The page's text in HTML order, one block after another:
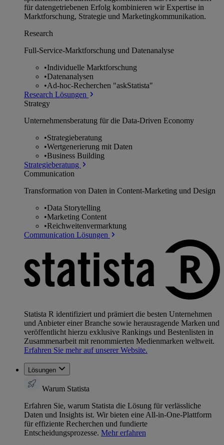
für datengetriebenen Erfolg kombinieren wir Expertise in
Marktforschung, Strategie und Marketingkommunikation.
Research
Full-Service-Marktforschung und Datenanalyse
•Individuelle Marktforschung
•Datenanalysen
•Ad-hoc-Recherchen "askStatista"
Research Lösungen
Strategy
Unternehmens­beratung für die Data-Driven Economy
•Strategieberatung
•Wertgenerierung mit Daten
•Business Building
Strategieberatung
Communication
Transformation von Daten in Content-Marketing und Design
•Data Storytelling
•Marketing Content
•Reichweitenvermarktung
Communication Lösungen
Statista R identifiziert und prämiert die besten Unternehmen
und Anbieter einer Branche sowie herausragende Marken und
veröffentlicht hierzu exklusive Rankings und Bestenlisten in
Zusammenarbeit mit renommierten Medienmarken weltweit.
Erfahren Sie mehr auf unserer Website.
Lösungen
Warum Statista
Erfahren Sie, warum Statista die Lösung für verlässliche
Daten und Insights ist. Wir bieten eine All-in-One-Plattform
für effiziente Recherchen und fundierte
Entscheidungsprozesse. Mehr erfahren